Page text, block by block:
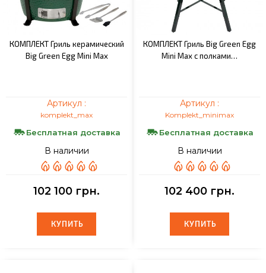
КОМПЛЕКТ Гриль керамический
Big Green Egg Mini Max
Артикул :
komplekt_max
Бесплатная доставка
В наличии
102 100 грн.
КУПИТЬ
КУПИТЬ
КОМПЛЕКТ Гриль Big Green Egg
Mini Max с полками…
Артикул :
Komplekt_minimax
Бесплатная доставка
В наличии
102 400 грн.
КУПИТЬ
КУПИТЬ